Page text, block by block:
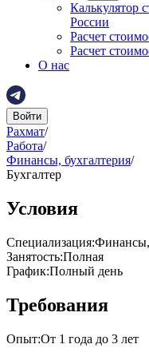
Калькулятор
России
Расчет
Расчет
О нас
Войти
Рахмат/
Работа/
Финансы, бухгалтерия/
Бухгалтер
Условия
Специализация:Финансы,
Занятость:Полная
График:Полный день
Требования
Опыт:От 1 года до 3 лет